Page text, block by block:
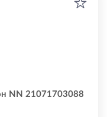
NN 21071703088